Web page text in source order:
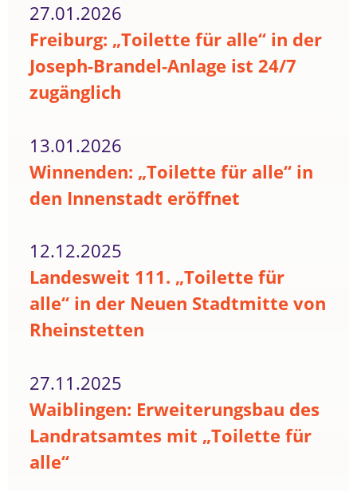
27.01.2026
Freiburg: „Toilette für alle“ in der
Joseph-Brandel-Anlage ist 24/7
zugänglich
13.01.2026
Winnenden: „Toilette für alle“ in
den Innenstadt eröffnet
12.12.2025
Landesweit 111. „Toilette für
alle“ in der Neuen Stadtmitte von
Rheinstetten
27.11.2025
Waiblingen: Erweiterungsbau des
Landratsamtes mit „Toilette für
alle“